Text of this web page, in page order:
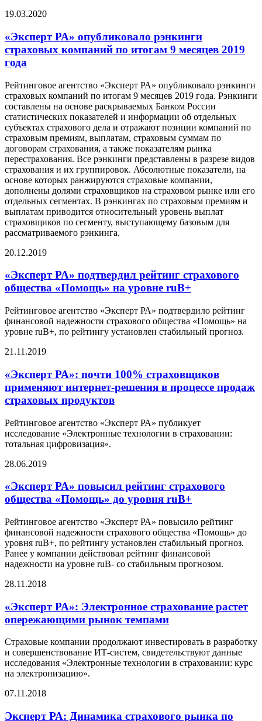
19.03.2020
«Эксперт РА» опубликовало рэнкинги
страховых компаний по итогам 9 месяцев 2019
года
Рейтинговое агентство «Эксперт РА» опубликовало рэнкинги
страховых компаний по итогам 9 месяцев 2019 года. Рэнкинги
составлены на основе раскрываемых Банком России
статистических показателей и информации об отдельных
субъектах страхового дела и отражают позиции компаний по
страховым премиям, выплатам, страховым суммам по
договорам страхования, а также показателям рынка
перестрахования. Все рэнкинги представлены в разрезе видов
страхования и их группировок. Абсолютные показатели, на
основе которых ранжируются страховые компании,
дополнены долями страховщиков на страховом рынке или его
отдельных сегментах. В рэнкингах по страховым премиям и
выплатам приводится относительный уровень выплат
страховщиков по сегменту, выступающему базовым для
рассматриваемого рэнкинга.
20.12.2019
«Эксперт РА» подтвердил рейтинг страхового
общества «Помощь» на уровне ruB+
Рейтинговое агентство «Эксперт РА» подтвердило рейтинг
финансовой надежности страхового общества «Помощь» на
уровне ruB+, по рейтингу установлен стабильный прогноз.
21.11.2019
«Эксперт РА»: почти 100% страховщиков
применяют интернет-решения в процессе продаж
страховых продуктов
Рейтинговое агентство «Эксперт РА» публикует
исследование «Электронные технологии в страховании:
тотальная цифровизация».
28.06.2019
«Эксперт РА» повысил рейтинг страхового
общества «Помощь» до уровня ruB+
Рейтинговое агентство «Эксперт РА» повысило рейтинг
финансовой надежности страхового общества «Помощь» до
уровня ruB+, по рейтингу установлен стабильный прогноз.
Ранее у компании действовал рейтинг финансовой
надежности на уровне ruB- со стабильным прогнозом.
28.11.2018
«Эксперт РА»: Электронное страхование растет
опережающими рынок темпами
Страховые компании продолжают инвестировать в разработку
и совершенствование ИТ-систем, свидетельствуют данные
исследования «Электронные технологии в страховании: курс
на электронизацию».
07.11.2018
Эксперт РА: Динамика страхового рынка по